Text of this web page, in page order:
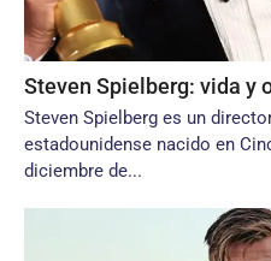
Steven Spielberg: vida y
Steven Spielberg es un
estadounidense nacido en
diciembre de...